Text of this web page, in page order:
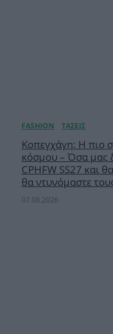
Κοπεγχάγη: Η πιο
κόσμου – Όσα μας
CPHFW SS27 και
θα ντυνόμαστε
07.08.2026